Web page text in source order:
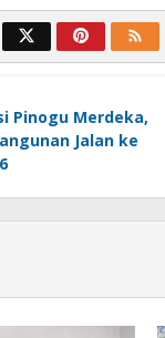
Pinogu Merdeka,
Jalan ke